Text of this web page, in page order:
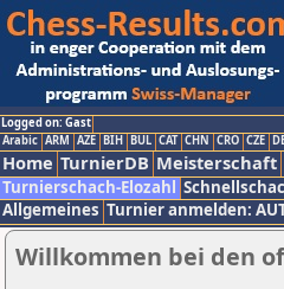
Logged on: Gast
Arabic ARM AZE BIH BUL CAT CHN CRO CZE
Home TurnierDB Meisterschaft
Turnierschach-Elozahl
Allgemeines Turnier anmelden:
Willkommen bei den